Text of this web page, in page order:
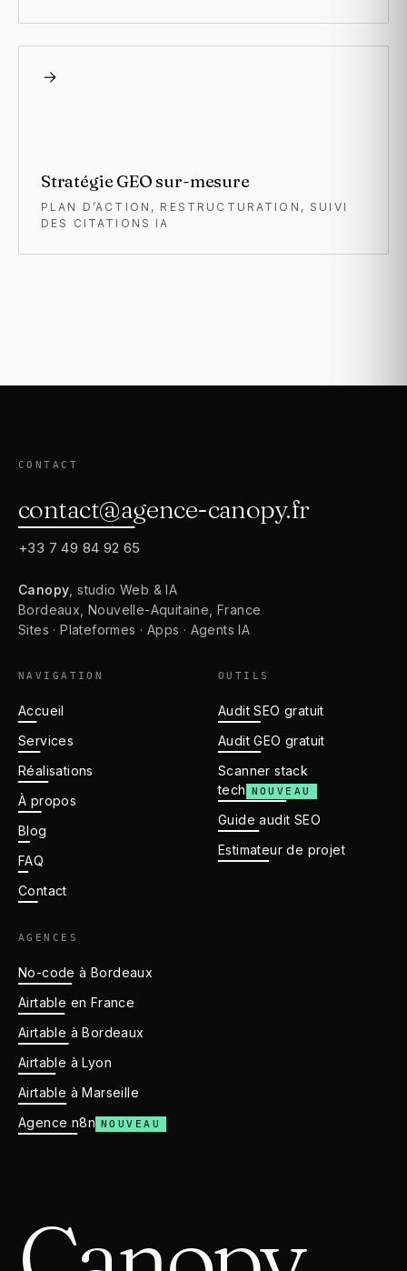
Stratégie GEO sur-mesure
PLAN D’ACTION, RESTRUCTURATION, SUIVI
DES CITATIONS IA
CONTACT
contact@agence-canopy.fr
+33 7 49 84 92 65
Canopy , studio Web & IA
Bordeaux, Nouvelle-Aquitaine, France
Sites · Plateformes · Apps · Agents IA
NAVIGATION
Accueil
Services
Réalisations
À propos
Blog
FAQ
Contact
OUTILS
Audit SEO gratuit
Audit GEO gratuit
Scanner stack
tech
NOUVEAU
Guide audit SEO
Estimateur de projet
AGENCES
No-code à Bordeaux
Airtable en France
Airtable à Bordeaux
Airtable à Lyon
Airtable à Marseille
Agence n8n NOUVEAU